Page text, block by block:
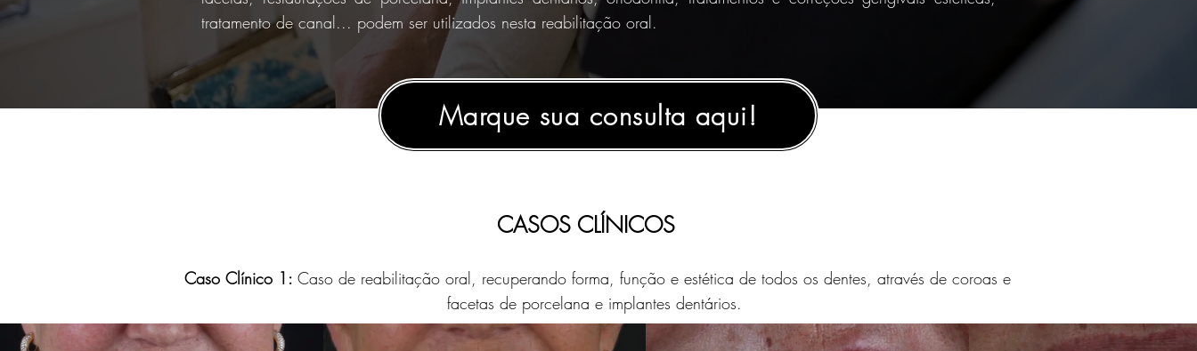
tratamento de canal... podem ser utilizados nesta reabilitação oral.
Marque sua consulta aqui!
CASOS CLÍNICOS
Caso Clínico 1: Caso de reabilitação oral, recuperando forma, função e estética de todos os dentes, através de coroas e
facetas de porcelana e implantes dentários.